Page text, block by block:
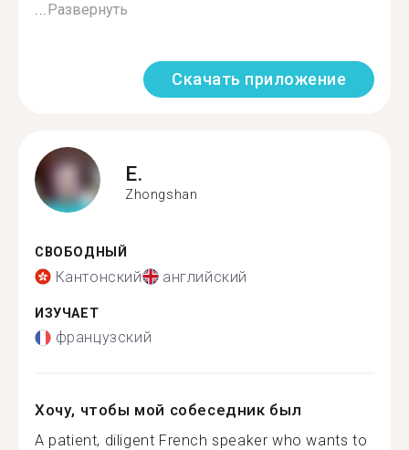
...Развернуть
Скачать приложение
E.
Zhongshan
СВОБОДНЫЙ
Кантонский английский
ИЗУЧАЕТ
французский
Хочу, чтобы мой собеседник был
A patient, diligent French speaker who wants to